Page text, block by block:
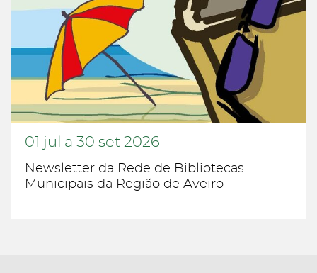
01 jul a 30 set 2026
Newsletter da Rede de Bibliotecas
Municipais da Região de Aveiro